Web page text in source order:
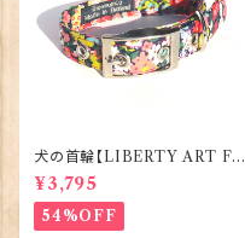
犬の首輪【LIBERTY ART FA
BRIC=Thorpe】BlossomCo
90295
¥3,795
54%OFF